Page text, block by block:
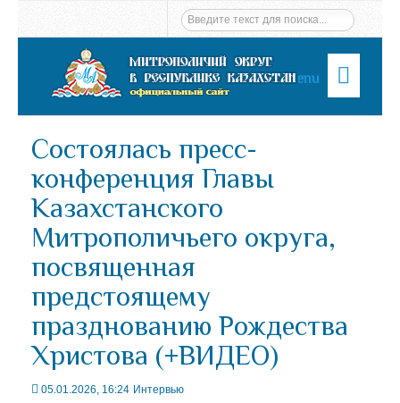
Menu
Состоялась пресс-
конференция Главы
Казахстанского
Митрополичьего округа,
посвященная
предстоящему
празднованию Рождества
Христова (+ВИДЕО)
05.01.2026, 16:24 Интервью